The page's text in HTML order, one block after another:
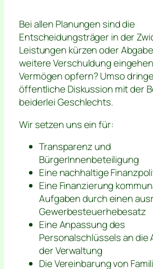
Bei allen Planungen sind die
Entscheidungsträger in der
Leistungen kürzen oder
weitere Verschuldung
Vermögen opfern? Umso
öffentliche Diskussion mit der
beiderlei Geschlechts.
Wir setzen uns ein für:
Transparenz und
BürgerInnenbeteiligung
Eine nachhaltige
Eine Finanzierung
Aufgaben durch einen
Gewerbesteuerhebesatz
Eine Anpassung des
Personalschlüssels an die
der Verwaltung
Die Vereinbarung von